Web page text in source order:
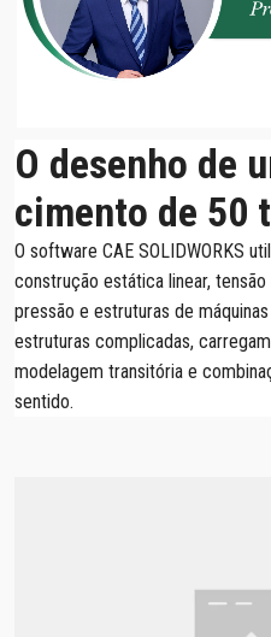
O desenho de
cimento de 50
O software CAE SOLIDWORKS
construção estática linear,
pressão e estruturas de
estruturas complicadas,
modelagem transitória e
sentido.